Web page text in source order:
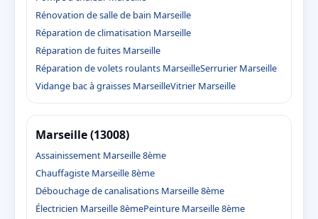
Rénovation de salle de bain Marseille
Réparation de climatisation Marseille
Réparation de fuites Marseille
Réparation de volets roulants MarseilleSerrurier Marseille
Vidange bac à graisses MarseilleVitrier Marseille
Marseille (13008)
Assainissement Marseille 8ème
Chauffagiste Marseille 8ème
Débouchage de canalisations Marseille 8ème
Électricien Marseille 8èmePeinture Marseille 8ème